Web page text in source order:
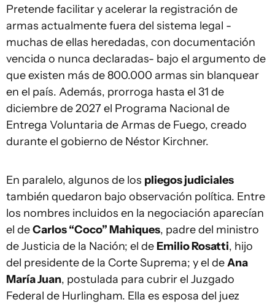
Pretende facilitar y acelerar la registración de
armas actualmente fuera del sistema legal -
muchas de ellas heredadas, con documentación
vencida o nunca declaradas- bajo el argumento de
que existen más de 800.000 armas sin blanquear
en el país. Además, prorroga hasta el 31 de
diciembre de 2027 el Programa Nacional de
Entrega Voluntaria de Armas de Fuego, creado
durante el gobierno de Néstor Kirchner.
En paralelo, algunos de los pliegos judiciales
también quedaron bajo observación política. Entre
los nombres incluidos en la negociación aparecían
el deCarlos “Coco” Mahiques, padre del ministro
de Justicia de la Nación; el de Emilio Rosatti, hijo
del presidente de la Corte Suprema; y el deAna
María Juan, postulada para cubrir el Juzgado
Federal de Hurlingham. Ella es esposa del juez